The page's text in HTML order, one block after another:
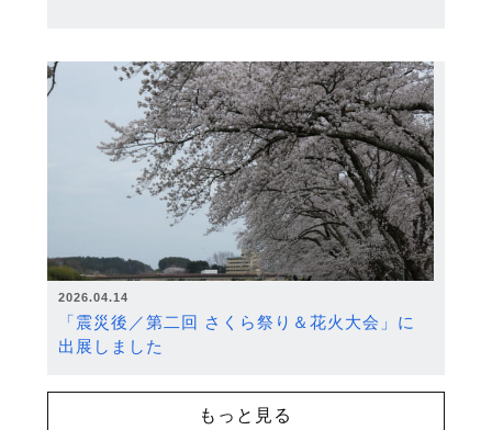
2026.04.14
「震災後／第二回 さくら祭り＆花火大会」に
出展しました
もっと見る